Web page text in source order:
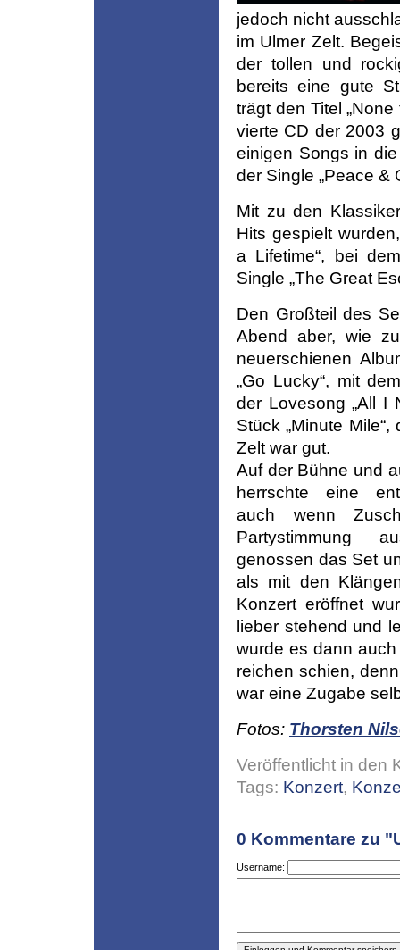
jedoch nicht
im Ulmer Zelt.
der tollen und
bereits eine gute
trägt den Titel
vierte CD der 2003
einigen Songs in
der Single „Peace &
Mit zu den
Hits gespielt
a Lifetime“, bei
Single „The Great
Den Großteil des
Abend aber, wie
neuerschienen
„Go Lucky“, mit
der Lovesong „All I
Stück „Minute
Zelt war gut.
Auf der Bühne und
herrschte eine
auch wenn
Partystimmung
genossen das Set
als mit den
Konzert eröffnet
lieber stehend und
wurde es dann
reichen schien,
war eine Zugabe
Fotos: Thorsten
Veröffentlicht in den
Tags: Konzert,
0 Kommentare zu
Username: